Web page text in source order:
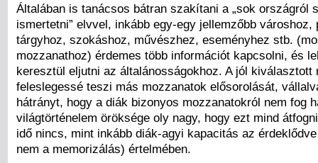
Általában is tanácsos bátran szakítani a „sok országról
ismertetni” elvvel, inkább egy-egy jellemzőbb városhoz,
tárgyhoz, szokáshoz, művészhez, eseményhez stb.
mozzanathoz) érdemes több információt kapcsolni, és
keresztül eljutni az általánosságokhoz. A jól kiválasztott
feleslegessé teszi más mozzanatok elősorolását,
hátrányt, hogy a diák bizonyos mozzanatokról nem fog
világtörténelem öröksége oly nagy, hogy ezt mind
idő nincs, mint inkább diák-agyi kapacitás az
nem a memorizálás) értelmében.